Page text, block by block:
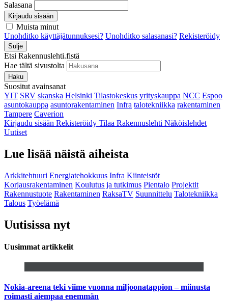
Salasana
Kirjaudu sisään
Muista minut
Unohditko käyttäjätunnuksesi? Unohditko salasanasi? Rekisteröidy
Sulje
Etsi Rakennuslehti.fistä
Hae tältä sivustolta
Haku
Suositut avainsanat
YIT SRV skanska Helsinki Tilastokeskus yrityskauppa NCC Espoo
asuntokauppa asuntorakentaminen Infra talotekniikka rakentaminen
Tampere Caverion
Kirjaudu sisään Rekisteröidy Tilaa Rakennuslehti Näköislehdet
Uutiset
Lue lisää näistä aiheista
Arkkitehtuuri Energiatehokkuus Infra Kiinteistöt
Korjausrakentaminen Koulutus ja tutkimus Pientalo Projektit
Rakennustuote Rakentaminen RaksaTV Suunnittelu Talotekniikka
Talous Työelämä
Uutisissa nyt
Uusimmat artikkelit
Nokia-areena teki viime vuonna miljoonatappion – miinusta
roimasti aiempaa enemmän